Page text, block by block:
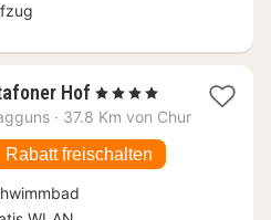
Hof 1
Nacht
274,94
€
, 4 Sterne
· 37.8 Km von Chur
Rabatt freischalten